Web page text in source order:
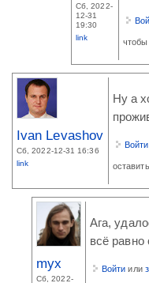
Сб, 2022-
12-31
19:30
link
чтобы
Ivan Levashov
Сб, 2022-12-31 16:36
link
Ну а
Войти
myx
Сб, 2022-
Ага,
всё равно
Войти или